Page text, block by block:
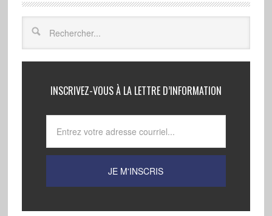
INSCRIVEZ-VOUS À LA LETTRE D’INFORMATION